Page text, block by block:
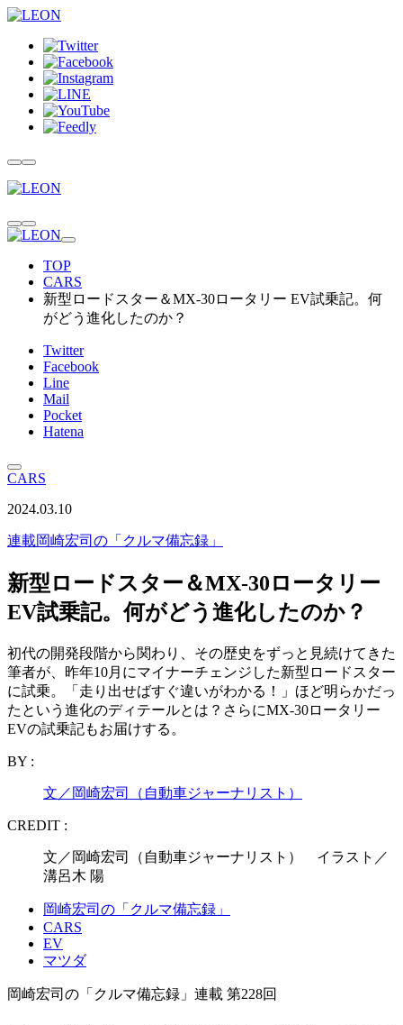
TOP
CARS
新型ロードスター＆MX-30ロータリー EV試乗記。何
がどう進化したのか？
Twitter
Facebook
Line
Mail
Pocket
Hatena
CARS
2024.03.10
連載岡崎宏司の「クルマ備忘録」
新型ロードスター＆MX-30ロータリー
EV試乗記。何がどう進化したのか？
初代の開発段階から関わり、その歴史をずっと見続けてきた
筆者が、昨年10月にマイナーチェンジした新型ロードスター
に試乗。「走り出せばすぐ違いがわかる！」ほど明らかだっ
たという進化のディテールとは？さらにMX-30ロータリー
EVの試乗記もお届けする。
BY :
文／岡崎宏司（自動車ジャーナリスト）
CREDIT :
文／岡崎宏司（自動車ジャーナリスト） イラスト／
溝呂木 陽
岡崎宏司の「クルマ備忘録」
CARS
EV
マツダ
岡崎宏司の「クルマ備忘録」連載 第228回